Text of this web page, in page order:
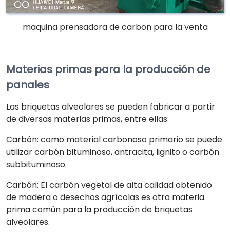
maquina prensadora de carbon para la venta
Materias primas para la producción de
panales
Las briquetas alveolares se pueden fabricar a partir
de diversas materias primas, entre ellas:
Carbón: como material carbonoso primario se puede
utilizar carbón bituminoso, antracita, lignito o carbón
subbituminoso.
Carbón: El carbón vegetal de alta calidad obtenido
de madera o desechos agrícolas es otra materia
prima común para la producción de briquetas
alveolares.